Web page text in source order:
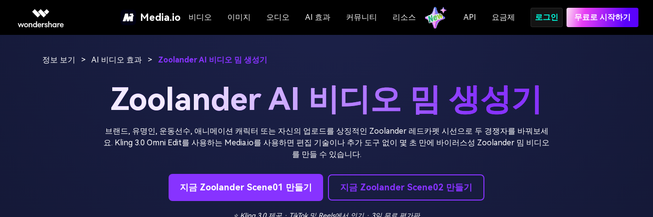
Media.io 비디오 이미지 오디오 AI 효과 커뮤니티 리소스 API 요금제 로그인 무료로 시작하기
정보 보기 > AI 비디오 효과 > Zoolander AI 비디오 밈 생성기
Zoolander AI 비디오 밈 생성기
브랜드, 유명인, 운동선수, 애니메이션 캐릭터 또는 자신의 업로드를 상징적인 Zoolander 레드카펫 시선으로 두 경쟁자를 바꿔보세
요. Kling 3.0 Omni Edit를 사용하는 Media.io를 사용하면 편집 기술이나 추가 도구 없이 몇 초 만에 바이러스성 Zoolander 밈 비디오
를 만들 수 있습니다.
지금 Zoolander Scene01 만들기 지금 Zoolander Scene02 만들기
⭐ Kling 3.0 제공 · TikTok 및 Reels에서 인기 · 3일 무료 평가판